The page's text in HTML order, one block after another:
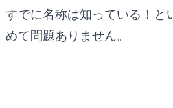
すでに名称は知っている！と
めて問題ありません。